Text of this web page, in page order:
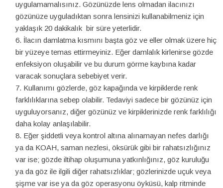
uygulamamalısınız. Gözünüzde lens olmadan ilacınızı
gözünüze uyguladıktan sonra lensinizi kullanabilmeniz için
yaklaşık 20 dakikalık bir süre yeterlidir.
İlacın damlatma kısmını başta göz ve eller olmak üzere hiç
bir yüzeye temas ettirmeyiniz. Eğer damlalık kirlenirse gözde
enfeksiyon oluşabilir ve bu durum görme kaybına kadar
varacak sonuçlara sebebiyet verir.
Kullanımı gözlerde, göz kapağında ve kirpiklerde renk
farklılıklarına sebep olabilir. Tedaviyi sadece bir gözünüz için
uyguluyorsanız, diğer gözünüz ve kirpiklerinizde renk farklılığı
daha kolay anlaşılabilir.
Eğer şiddetli veya kontrol altına alınamayan nefes darlığı
ya da KOAH, saman nezlesi, öksürük gibi bir rahatsızlığınız
var ise; gözde iltihap oluşumuna yatkınlığınız, göz kuruluğu
ya da göz ile ilgili diğer rahatsızlıklar; gözlerinizde uçuk veya
şişme var ise ya da göz operasyonu öyküsü, kalp ritminde